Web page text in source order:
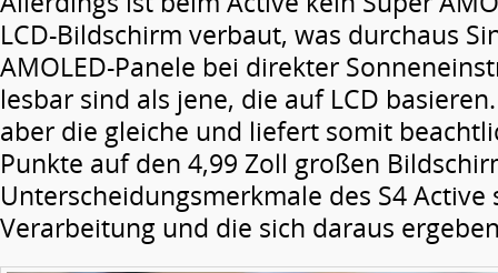
LCD-Bildschirm verbaut, was durchaus
AMOLED-Panele bei direkter
lesbar sind als jene, die auf LCD
aber die gleiche und liefert somit
Punkte auf den 4,99 Zoll großen
Unterscheidungsmerkmale des S4 Active
Verarbeitung und die sich daraus